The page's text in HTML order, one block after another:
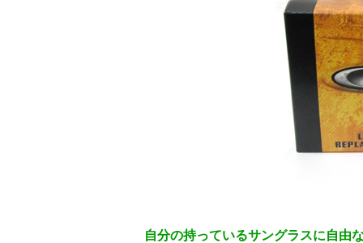
自分の持っているサングラスに自由